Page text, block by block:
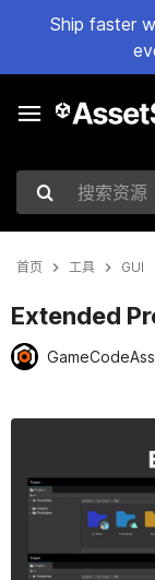
Ship faster
搜索资源
首页 工具 GUI
Extended